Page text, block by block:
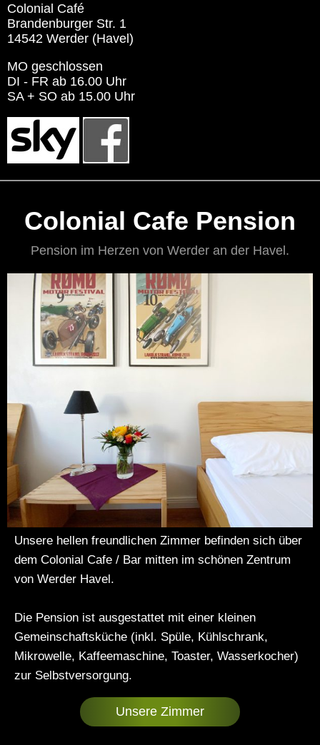
Colonial Café
Brandenburger Str. 1
14542 Werder (Havel)
MO geschlossen
DI - FR ab 16.00 Uhr
SA + SO ab 15.00 Uhr
Colonial Cafe Pension
Pension im Herzen von Werder an der Havel.
Unsere hellen freundlichen Zimmer befinden sich über
dem Colonial Cafe / Bar mitten im schönen Zentrum
von Werder Havel.
Die Pension ist ausgestattet mit einer kleinen
Gemeinschaftsküche (inkl. Spüle, Kühlschrank,
Mikrowelle, Kaffeemaschine, Toaster, Wasserkocher)
zur Selbstversorgung.
Unsere Zimmer